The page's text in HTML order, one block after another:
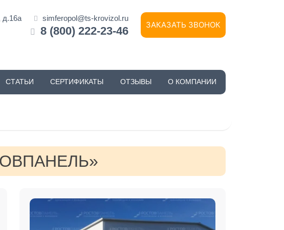
д.16а simferopol@ts-krovizol.ru
8 (800) 222-23-46 ЗАКАЗАТЬ ЗВОНОК
СТАТЬИ СЕРТИФИКАТЫ ОТЗЫВЫ О КОМПАНИИ